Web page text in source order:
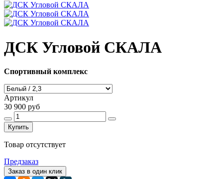
ДСК Угловой СКАЛА
Спортивный комплекс
Артикул
30 900 руб
Купить
Товар отсутствует
Предзаказ
Заказ в один клик